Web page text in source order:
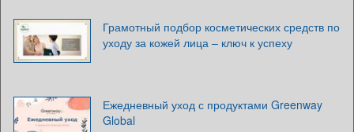
Грамотный подбор косметических средств по
уходу за кожей лица – ключ к успеху
Ежедневный уход с продуктами Greenway
Global